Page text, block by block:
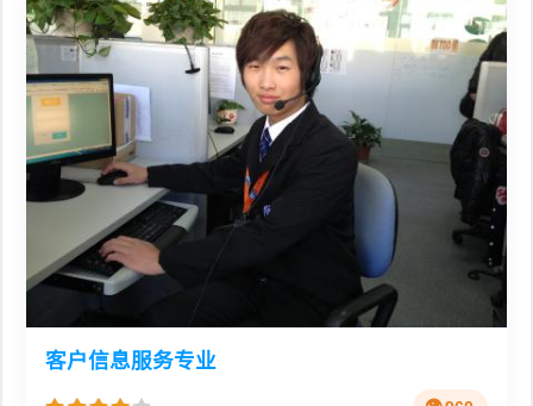
客户信息服务专业